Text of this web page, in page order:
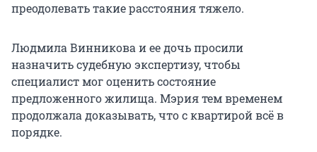
преодолевать такие расстояния тяжело.
Людмила Винникова и ее дочь просили
назначить судебную экспертизу, чтобы
специалист мог оценить состояние
предложенного жилища. Мэрия тем временем
продолжала доказывать, что с квартирой всё в
порядке.